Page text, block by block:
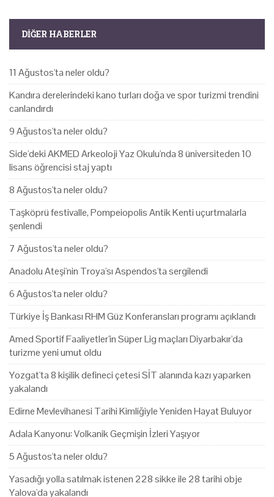
DIĞER HABERLER
11 Ağustos'ta neler oldu?
Kandıra derelerindeki kano turları doğa ve spor turizmi trendini
canlandırdı
9 Ağustos'ta neler oldu?
Side'deki AKMED Arkeoloji Yaz Okulu'nda 8 üniversiteden 10
lisans öğrencisi staj yaptı
8 Ağustos'ta neler oldu?
Taşköprü festivalle, Pompeiopolis Antik Kenti uçurtmalarla
şenlendi
7 Ağustos'ta neler oldu?
Anadolu Ateşi'nin Troya'sı Aspendos'ta sergilendi
6 Ağustos'ta neler oldu?
Türkiye İş Bankası RHM Güz Konferansları programı açıklandı
Amed Sportif Faaliyetler'in Süper Lig maçları Diyarbakır'da
turizme yeni umut oldu
Yozgat'ta 8 kişilik defineci çetesi SİT alanında kazı yaparken
yakalandı
Edirne Mevlevihanesi Tarihi Kimliğiyle Yeniden Hayat Buluyor
Adala Kanyonu: Volkanik Geçmişin İzleri Yaşıyor
5 Ağustos'ta neler oldu?
Yasadığı yolla satılmak istenen 228 sikke ile 28 tarihi obje
Yalova'da yakalandı